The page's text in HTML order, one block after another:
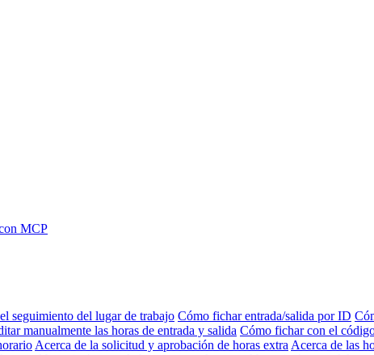
MCP
seguimiento del lugar de trabajo Cómo fichar entrada/salida por ID
manualmente las horas de entrada y salida Cómo fichar con el
Acerca de la solicitud y aprobación de horas extra Acerca de las